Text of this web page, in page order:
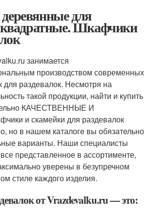
для
квадратные. Шкафчики
занимается
производством современных
раздевалок. Несмотря на
такой продукции, найти и купить
КАЧЕСТВЕННЫЕ И
и скамейки для раздевалок
но в нашем каталоге вы обязательно
варианты. Наши специалисты
представленное в ассортименте,
уверены в безупречном
стиле каждого изделия.
от Vrazdevalku.ru — это: